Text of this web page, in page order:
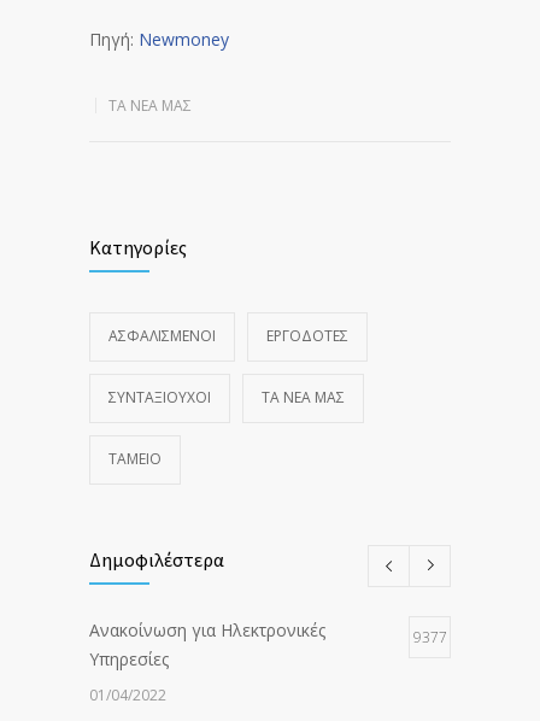
Πηγή: Newmoney
ΤΑ ΝΈΑ ΜΑΣ
Κατηγορίες
ΑΣΦΑΛΙΣΜΕΝΟΙ ΕΡΓΟΔΟΤΕΣ
ΣΥΝΤΑΞΙΟΥΧΟΙ ΤΑ ΝΈΑ ΜΑΣ
ΤΑΜΕΙΟ
Δημοφιλέστερα
Ανακοίνωση για Ηλεκτρονικές
Υπηρεσίες
9377
01/04/2022